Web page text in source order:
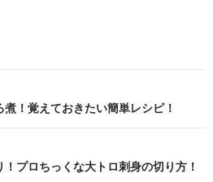
！覚えておきたい簡単レシピ！
プロちっくな大トロ刺身の切り方！